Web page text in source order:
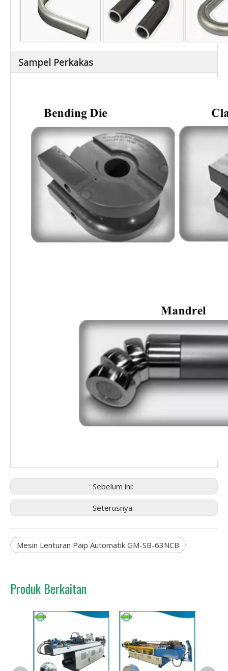
Sampel Perkakas
Sebelum ini:
Seterusnya:
Mesin Lenturan Paip Automatik GM-SB-63NCB
Produk Berkaitan